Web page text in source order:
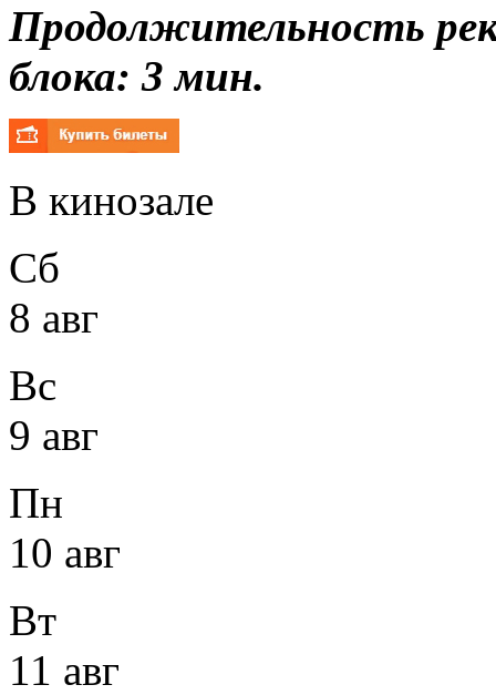
Продолжительность
блока: 3 мин.
В кинозале
Сб
8 авг
Вс
9 авг
Пн
10 авг
Вт
11 авг